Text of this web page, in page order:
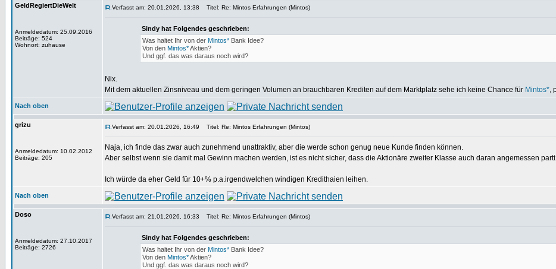
GeldRegiertDieWelt
Anmeldedatum: 25.09.2016
Beiträge: 524
Wohnort: zuhause
Verfasst am: 20.01.2026, 13:38 Titel: Re: Mintos Erfahrungen (Mintos)
Sindy hat Folgendes geschrieben:
Was haltet Ihr von der Mintos*Bank Idee?
Von den Mintos*Aktien?
Und ggf. das was daraus noch wird?
Nix.
Mit dem aktuellen Zinsniveau und dem geringen Volumen an brauchbaren Krediten auf dem Marktplatz sehe ich keine Chance für Mintos*,
Nach oben
grizu
Anmeldedatum: 10.02.2012
Beiträge: 205
Verfasst am: 20.01.2026, 16:49 Titel: Re: Mintos Erfahrungen (Mintos)
Naja, ich finde das zwar auch zunehmend unattraktiv, aber die werde schon genug neue Kunde finden können.
Aber selbst wenn sie damit mal Gewinn machen werden, ist es nicht sicher, dass die Aktionäre zweiter Klasse auch daran angemessen
Ich würde da eher Geld für 10+% p.a.irgendwelchen windigen Kredithaien leihen.
Nach oben
Doso
Anmeldedatum: 27.10.2017
Beiträge: 2726
Verfasst am: 21.01.2026, 16:33 Titel: Re: Mintos Erfahrungen (Mintos)
Sindy hat Folgendes geschrieben:
Was haltet Ihr von der Mintos*Bank Idee?
Von den Mintos*Aktien?
Und ggf. das was daraus noch wird?